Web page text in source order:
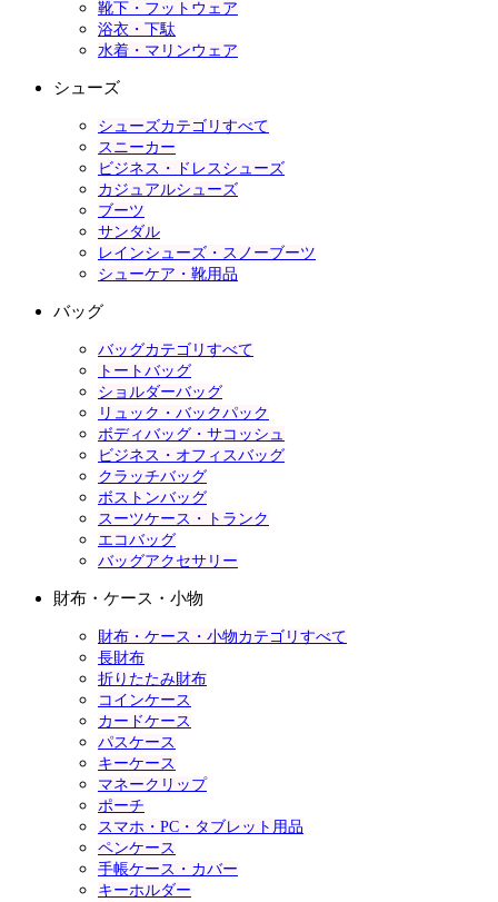
靴下・フットウェア
浴衣・下駄
水着・マリンウェア
シューズ
シューズカテゴリすべて
スニーカー
ビジネス・ドレスシューズ
カジュアルシューズ
ブーツ
サンダル
レインシューズ・スノーブーツ
シューケア・靴用品
バッグ
バッグカテゴリすべて
トートバッグ
ショルダーバッグ
リュック・バックパック
ボディバッグ・サコッシュ
ビジネス・オフィスバッグ
クラッチバッグ
ボストンバッグ
スーツケース・トランク
エコバッグ
バッグアクセサリー
財布・ケース・小物
財布・ケース・小物カテゴリすべて
長財布
折りたたみ財布
コインケース
カードケース
パスケース
キーケース
マネークリップ
ポーチ
スマホ・PC・タブレット用品
ペンケース
手帳ケース・カバー
キーホルダー